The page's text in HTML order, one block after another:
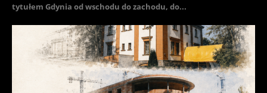
tytułem Gdynia od wschodu do zachodu, do...